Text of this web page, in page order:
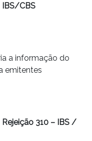
IBS/CBS
a informação do
emitentes
Rejeição 310 – IBS /